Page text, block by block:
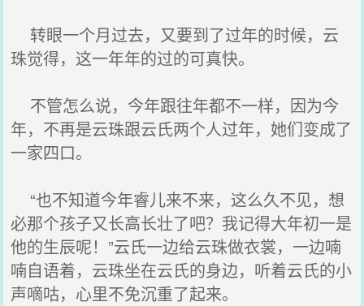
转眼一个月过去，又要到了过年的时候，云
珠觉得，这一年年的过的可真快。
不管怎么说，今年跟往年都不一样，因为今
年，不再是云珠跟云氏两个人过年，她们变成了
一家四口。
“也不知道今年睿儿来不来，这么久不见，想
必那个孩子又长高长壮了吧？我记得大年初一是
他的生辰呢！”云氏一边给云珠做衣裳，一边喃
喃自语着，云珠坐在云氏的身边，听着云氏的小
声嘀咕，心里不免沉重了起来。